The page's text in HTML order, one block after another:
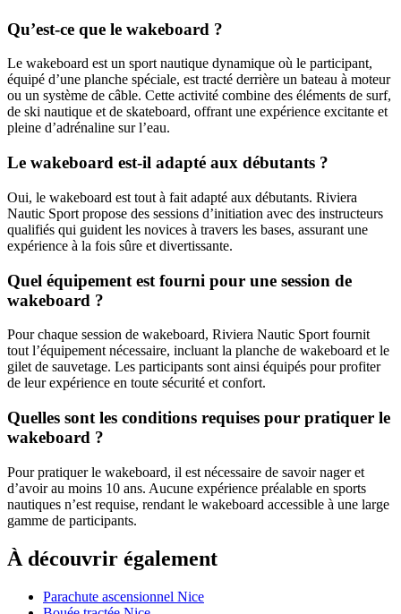
Qu’est-ce que le wakeboard ?
Le wakeboard est un sport nautique dynamique où le participant,
équipé d’une planche spéciale, est tracté derrière un bateau à moteur
ou un système de câble. Cette activité combine des éléments de surf,
de ski nautique et de skateboard, offrant une expérience excitante et
pleine d’adrénaline sur l’eau.
Le wakeboard est-il adapté aux débutants ?
Oui, le wakeboard est tout à fait adapté aux débutants. Riviera
Nautic Sport propose des sessions d’initiation avec des instructeurs
qualifiés qui guident les novices à travers les bases, assurant une
expérience à la fois sûre et divertissante.
Quel équipement est fourni pour une session de
wakeboard ?
Pour chaque session de wakeboard, Riviera Nautic Sport fournit
tout l’équipement nécessaire, incluant la planche de wakeboard et le
gilet de sauvetage. Les participants sont ainsi équipés pour profiter
de leur expérience en toute sécurité et confort.
Quelles sont les conditions requises pour pratiquer le
wakeboard ?
Pour pratiquer le wakeboard, il est nécessaire de savoir nager et
d’avoir au moins 10 ans. Aucune expérience préalable en sports
nautiques n’est requise, rendant le wakeboard accessible à une large
gamme de participants.
À découvrir également
Parachute ascensionnel Nice